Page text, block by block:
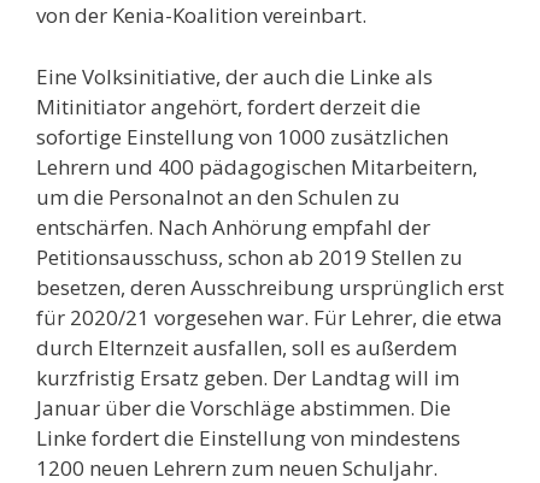
von der Kenia-Koalition vereinbart.
Eine Volksinitiative, der auch die Linke als
Mitinitiator angehört, fordert derzeit die
sofortige Einstellung von 1000 zusätzlichen
Lehrern und 400 pädagogischen Mitarbeitern,
um die Personalnot an den Schulen zu
entschärfen. Nach Anhörung empfahl der
Petitionsausschuss, schon ab 2019 Stellen zu
besetzen, deren Ausschreibung ursprünglich erst
für 2020/21 vorgesehen war. Für Lehrer, die etwa
durch Elternzeit ausfallen, soll es außerdem
kurzfristig Ersatz geben. Der Landtag will im
Januar über die Vorschläge abstimmen. Die
Linke fordert die Einstellung von mindestens
1200 neuen Lehrern zum neuen Schuljahr.